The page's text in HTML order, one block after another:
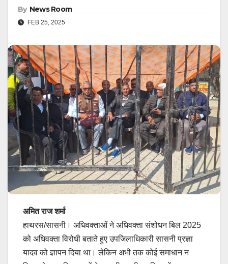
By News Room
FEB 25, 2025
अमित राज शर्मा
हाथरस/सासनी। अधिवक्ताओं ने अधिवक्ता संशोधन बिल 2025
को अधिवक्ता विरोधी बताते हुए उपजिलाधिकारी सासनी प्रज्ञा
यादव को ज्ञापन दिया था। लेकिन अभी तक कोई समाधान न